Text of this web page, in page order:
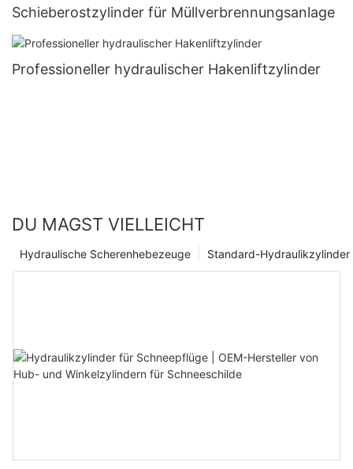
Schieberostzylinder für Müllverbrennungsanlage
Professioneller hydraulischer Hakenliftzylinder
DU MAGST VIELLEICHT
Standard-Hydraulikzylinder
Hydraulische Scherenhebezeuge